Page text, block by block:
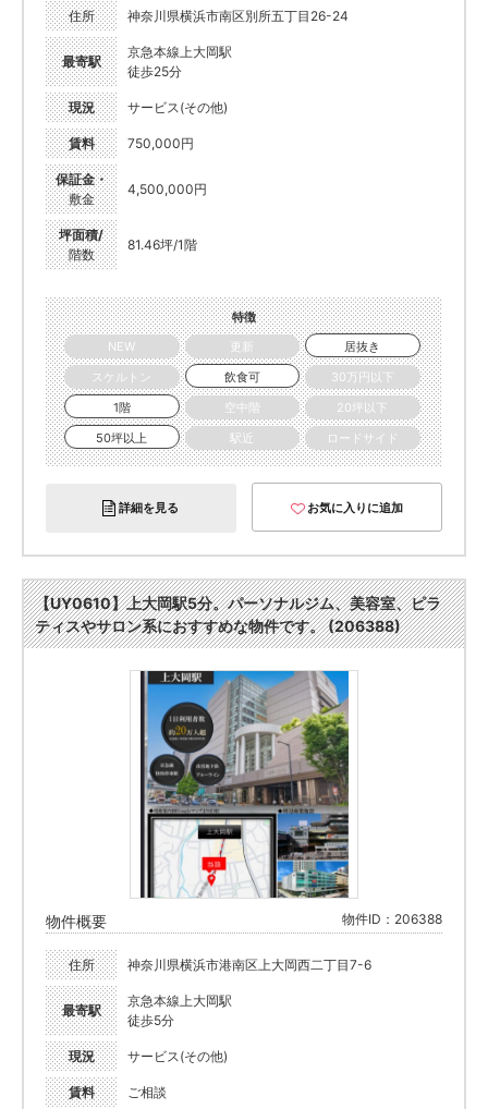
住所 神奈川県横浜市南区別所五丁目26-24
最寄駅
京急本線上大岡駅
徒歩25分
現況 サービス(その他)
賃料 750,000円
保証金・
敷金
4,500,000円
坪面積/
階数
81.46坪/1階
特徴
NEW
更新
居抜き
スケルトン
飲食可
30万円以下
1階
空中階
20坪以下
50坪以上
駅近 ロードサイド
詳細を見る お気に入りに追加
【UY0610】上大岡駅5分。パーソナルジム、美容室、ピラ
ティスやサロン系におすすめな物件です。 (206388)
物件概要 物件ID：206388
住所 神奈川県横浜市港南区上大岡西二丁目7-6
最寄駅
京急本線上大岡駅
徒歩5分
現況 サービス(その他)
賃料 ご相談